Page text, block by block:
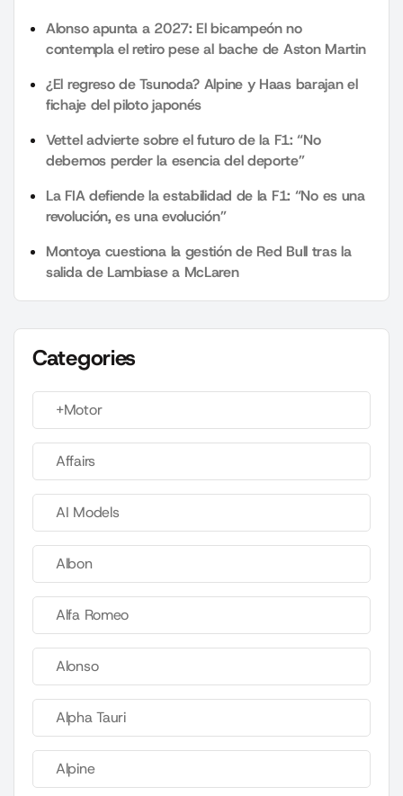
Alonso apunta a 2027: El bicampeón no
contempla el retiro pese al bache de Aston Martin
¿El regreso de Tsunoda? Alpine y Haas barajan el
fichaje del piloto japonés
Vettel advierte sobre el futuro de la F1: “No
debemos perder la esencia del deporte”
La FIA defiende la estabilidad de la F1: “No es una
revolución, es una evolución”
Montoya cuestiona la gestión de Red Bull tras la
salida de Lambiase a McLaren
Categories
+Motor
Affairs
AI Models
Albon
Alfa Romeo
Alonso
Alpha Tauri
Alpine